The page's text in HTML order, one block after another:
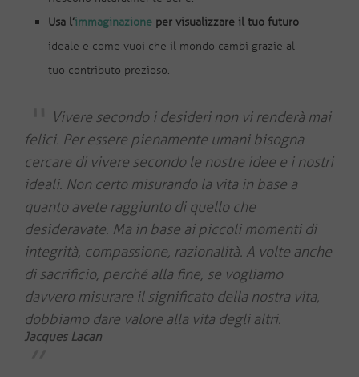
Usa l’immaginazione per visualizzare il tuo futuro
ideale e come vuoi che il mondo cambi grazie al
tuo contributo prezioso.
Vivere secondo i desideri non vi renderà mai
felici. Per essere pienamente umani bisogna
cercare di vivere secondo le nostre idee e i nostri
ideali. Non certo misurando la vita in base a
quanto avete raggiunto di quello che
desideravate. Ma in base ai piccoli momenti di
integrità, compassione, razionalità. A volte anche
di sacrificio, perché alla fine, se vogliamo
davvero misurare il significato della nostra vita,
dobbiamo dare valore alla vita degli altri.
Jacques Lacan